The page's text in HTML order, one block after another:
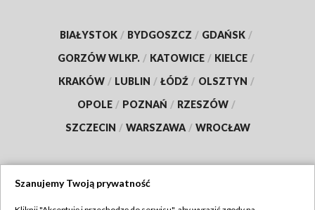
BIAŁYSTOK / BYDGOSZCZ / GDAŃSK /
GORZÓW WLKP. / KATOWICE / KIELCE /
KRAKÓW / LUBLIN / ŁÓDŹ / OLSZTYN /
OPOLE / POZNAŃ / RZESZÓW /
SZCZECIN / WARSZAWA / WROCŁAW
Szanujemy Twoją prywatność